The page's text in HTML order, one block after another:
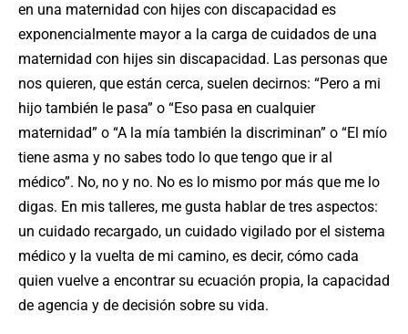
en una maternidad con hijes con discapacidad es
exponencialmente mayor a la carga de cuidados de una
maternidad con hijes sin discapacidad. Las personas que
nos quieren, que están cerca, suelen decirnos: “Pero a mi
hijo también le pasa” o “Eso pasa en cualquier
maternidad” o “A la mía también la discriminan” o “El mío
tiene asma y no sabes todo lo que tengo que ir al
médico”. No, no y no. No es lo mismo por más que me lo
digas. En mis talleres, me gusta hablar de tres aspectos:
un cuidado recargado, un cuidado vigilado por el sistema
médico y la vuelta de mi camino, es decir, cómo cada
quien vuelve a encontrar su ecuación propia, la capacidad
de agencia y de decisión sobre su vida.